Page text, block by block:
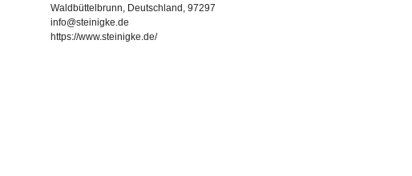
Waldbüttelbrunn, Deutschland, 97297
info@steinigke.de
https://www.steinigke.de/